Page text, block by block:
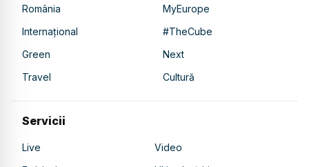
România
MyEurope
Internațional
#TheCube
Green
Next
Travel
Cultură
Servicii
Live
Video